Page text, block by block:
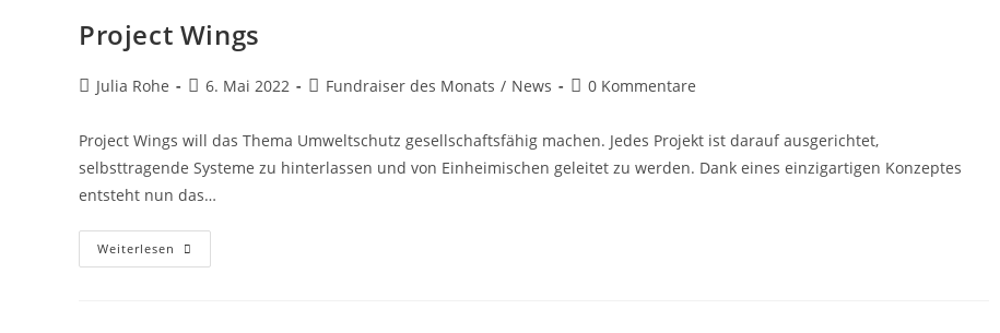
Project Wings
Julia Rohe 6. Mai 2022 Fundraiser des Monats / News 0 Kommentare
Project Wings will das Thema Umweltschutz gesellschaftsfähig machen. Jedes Projekt ist darauf ausgerichtet,
selbsttragende Systeme zu hinterlassen und von Einheimischen geleitet zu werden. Dank eines einzigartigen Konzeptes
entsteht nun das…
Weiterlesen